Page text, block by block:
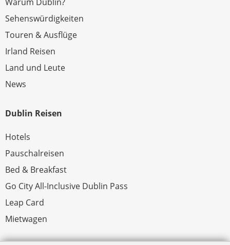
Sehenswürdigkeiten
Touren & Ausflüge
Irland Reisen
Land und Leute
News
Dublin Reisen
Hotels
Pauschalreisen
Bed & Breakfast
Go City All-Inclusive Dublin Pass
Leap Card
Mietwagen